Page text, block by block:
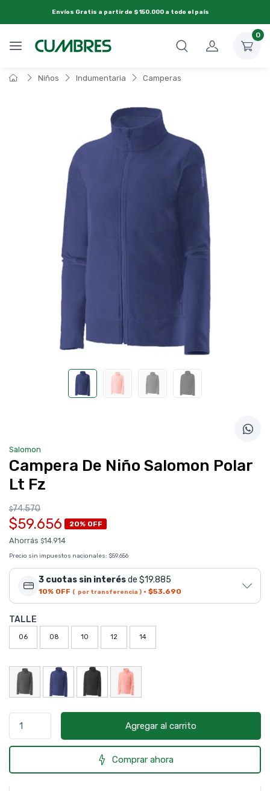
Envíos Gratis a partir de $150.000 a todo el país
0
Niños Indumentaria Camperas
Salomon
Campera De Niño Salomon Polar
Lt Fz
$74.570
$59.656 20% OFF
Ahorrás $14.914
Precio sin impuestos nacionales: $59.656
3 cuotas sin interésde $19.885
10% OFF ( por transferencia ) · $53.690
TALLE
06 08 10 12 14
Agregar al carrito
Comprar ahora